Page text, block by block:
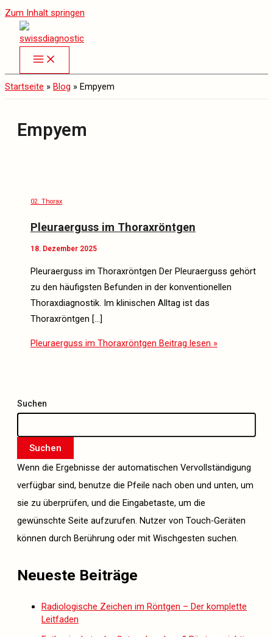
Zum Inhalt springen
Startseite » Blog » Empyem
Empyem
02. Thorax
Pleuraerguss im Thoraxröntgen
18. Dezember 2025
Pleuraerguss im Thoraxröntgen Der Pleuraerguss gehört
zu den häufigsten Befunden in der konventionellen
Thoraxdiagnostik. Im klinischen Alltag ist das
Thoraxröntgen […]
Pleuraerguss im Thoraxröntgen Beitrag lesen »
Suchen
Suchen
Wenn die Ergebnisse der automatischen Vervollständigung
verfügbar sind, benutze die Pfeile nach oben und unten, um
sie zu überprüfen, und die Eingabetaste, um die
gewünschte Seite aufzurufen. Nutzer von Touch-Geräten
können durch Berührung oder mit Wischgesten suchen.
Neueste Beiträge
Radiologische Zeichen im Röntgen – Der komplette
Leitfaden